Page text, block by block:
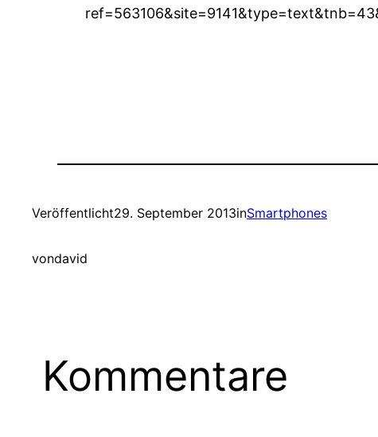
Veröffentlicht29. September 2013inSmartphones
vondavid
Kommentare